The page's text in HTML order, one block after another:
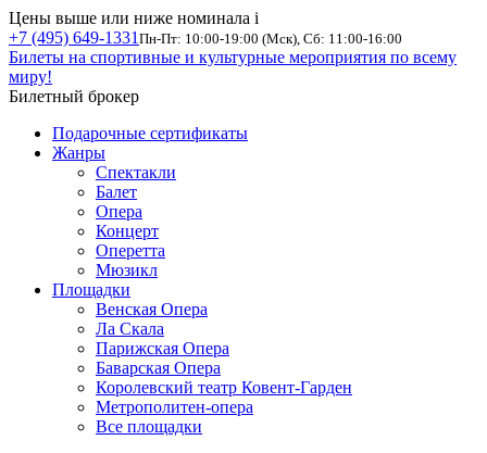
Цены выше или ниже номинала i
+7 (495) 649-1331 Пн-Пт: 10:00-19:00 (Мск), Сб: 11:00-16:00
Билеты на спортивные и культурные мероприятия по всему
миру!
Билетный брокер
Подарочные сертификаты
Жанры
Спектакли
Балет
Опера
Концерт
Оперетта
Мюзикл
Площадки
Венская Опера
Ла Скала
Парижская Опера
Баварская Опера
Королевский театр Ковент-Гарден
Метрополитен-опера
Все площадки